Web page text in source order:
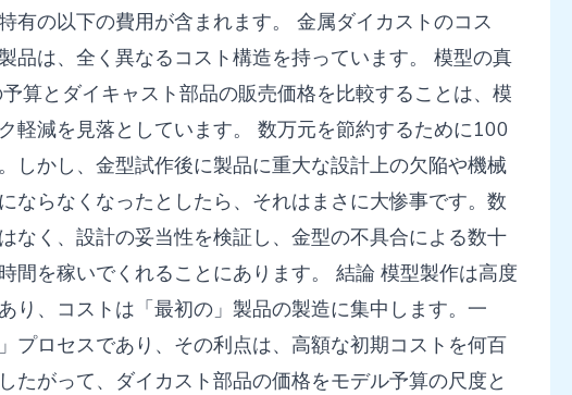
有の以下の費用が含まれます。 金属ダイカストのコス
品は、全く異なるコスト構造を持っています。 模型の真
算とダイキャスト部品の販売価格を比較することは、模
軽減を見落としています。 数万元を節約するために100
しかし、金型試作後に製品に重大な設計上の欠陥や機械
ならなくなったとしたら、それはまさに大惨事です。数
なく、設計の妥当性を検証し、金型の不具合による数十
間を稼いでくれることにあります。 結論 模型製作は高度
り、コストは「最初の」製品の製造に集中します。一
プロセスであり、その利点は、高額な初期コストを何百
たがって、ダイカスト部品の価格をモデル予算の尺度と